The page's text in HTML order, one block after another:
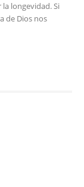
la longevidad. Si
de Dios nos